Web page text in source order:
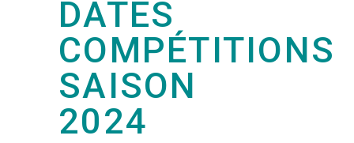
DATES
COMPÉTITIONS
SAISON
2024